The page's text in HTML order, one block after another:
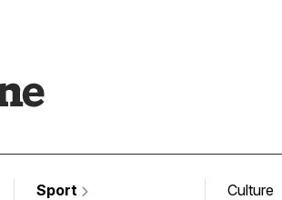
Sport
Culture